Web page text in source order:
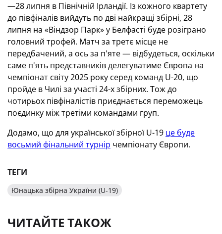
—28 липня в Північній Ірландії. Із кожного квартету
до півфіналів вийдуть по дві найкращі збірні, 28
липня на «Віндзор Парк» у Белфасті буде розіграно
головний трофей. Матч за третє місце не
передбачений, а ось за п'яте — відбудеться, оскільки
саме п'ять представників делегуватиме Європа на
чемпіонат світу 2025 року серед команд U-20, що
пройде в Чилі за участі 24-х збірних. Тож до
чотирьох півфіналістів приєднається переможець
поєдинку між третіми командами груп.
Додамо, що для української збірної U-19 це буде
восьмий фінальний турнір чемпіонату Європи.
ТЕГИ
Юнацька збірна України (U-19)
ЧИТАЙТЕ ТАКОЖ